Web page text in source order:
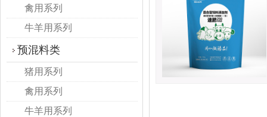
禽用系列
牛羊用系列
预混料类
猪用系列
禽用系列
牛羊用系列